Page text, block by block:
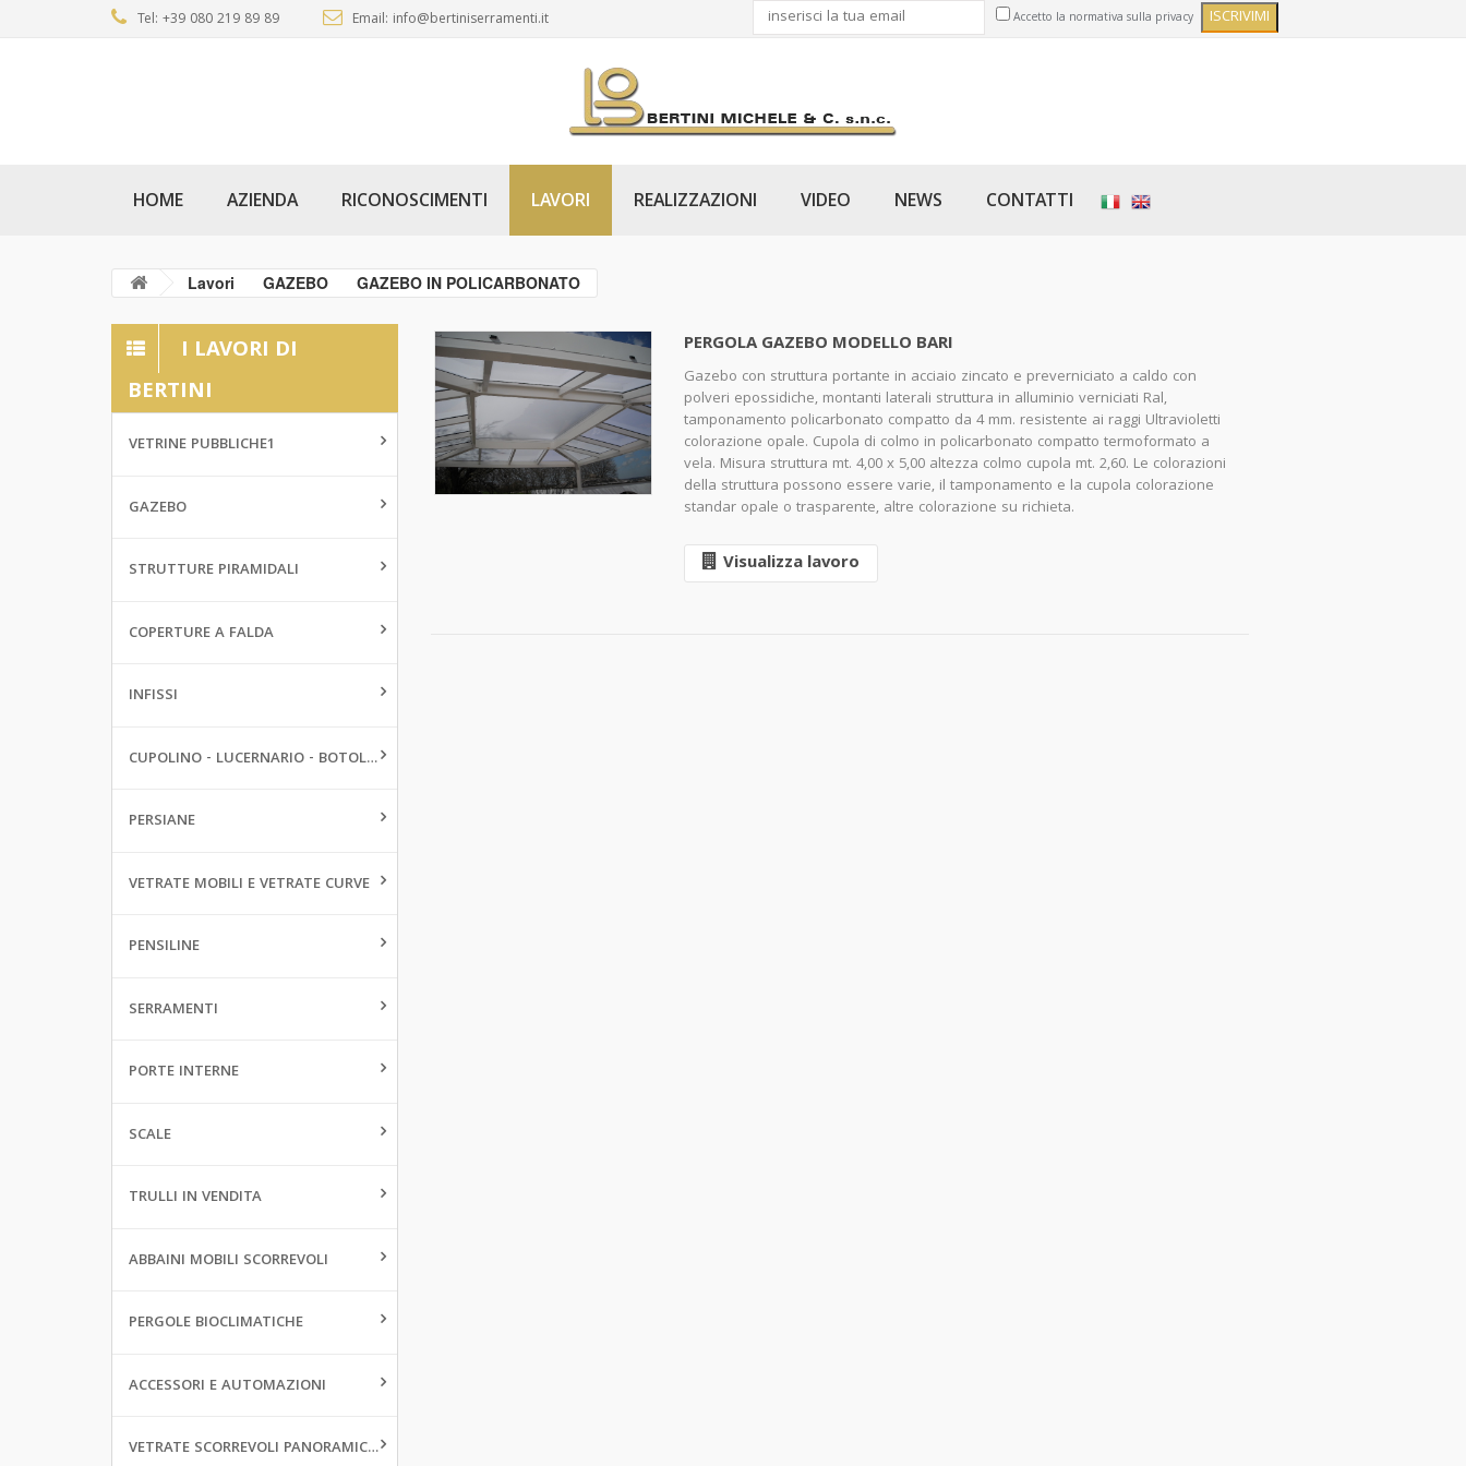
Tel: +39 080 219 89 89 Email: info@bertiniserramenti.it Accetto la normativa sulla privacy
HOME AZIENDA RICONOSCIMENTI LAVORI REALIZZAZIONI VIDEO NEWS CONTATTI
Lavori GAZEBO GAZEBO IN POLICARBONATO
I LAVORI DI
BERTINI
VETRINE PUBBLICHE1
GAZEBO
STRUTTURE PIRAMIDALI
COPERTURE A FALDA
INFISSI
CUPOLINO - LUCERNARIO - BOTOLE DA PAVIMENTO
PERSIANE
VETRATE MOBILI E VETRATE CURVE
PENSILINE
SERRAMENTI
PORTE INTERNE
SCALE
TRULLI IN VENDITA
ABBAINI MOBILI SCORREVOLI
PERGOLE BIOCLIMATICHE
ACCESSORI E AUTOMAZIONI
VETRATE SCORREVOLI PANORAMICHE
PERGOLA GAZEBO MODELLO BARI
Gazebo con struttura portante in acciaio zincato e preverniciato a caldo con
polveri epossidiche, montanti laterali struttura in alluminio verniciati Ral,
tamponamento policarbonato compatto da 4 mm. resistente ai raggi Ultravioletti
colorazione opale. Cupola di colmo in policarbonato compatto termoformato a
vela. Misura struttura mt. 4,00 x 5,00 altezza colmo cupola mt. 2,60. Le colorazioni
della struttura possono essere varie, il tamponamento e la cupola colorazione
standar opale o trasparente, altre colorazione su richieta.
Visualizza lavoro